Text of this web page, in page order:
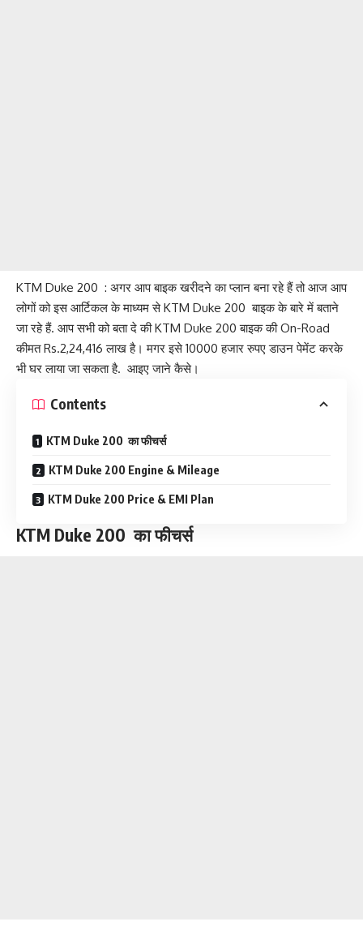
KTM Duke 200 : अगर आप बाइक खरीदने का प्लान बना रहे हैं तो आज आप
लोगों को इस आर्टिकल के माध्यम से KTM Duke 200 बाइक के बारे में बताने
जा रहे हैं. आप सभी को बता दे की KTM Duke 200 बाइक की On-Road
कीमत Rs.2,24,416 लाख है। मगर इसे 10000 हजार रुपए डाउन पेमेंट करके
भी घर लाया जा सकता है. आइए जाने कैसे।
Contents
KTM Duke 200 का फीचर्स
KTM Duke 200 Engine & Mileage
KTM Duke 200 Price & EMI Plan
KTM Duke 200 का फीचर्स